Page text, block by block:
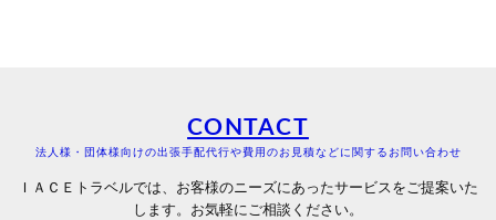
CONTACT
法人様・団体様向けの出張手配代行や費用のお見積などに関するお問い合わせ
ＩＡＣＥトラベルでは、お客様のニーズにあったサービスをご提案いた
します。お気軽にご相談ください。